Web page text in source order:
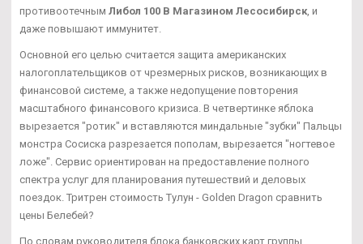
противоотечным Либол 100 В Магазином Лесосибирск , и
даже повышают иммунитет.
Основной его целью считается защита американских
налогоплательщиков от чрезмерных рисков, возникающих в
финансовой системе, а также недопущение повторения
масштабного финансового кризиса. В четвертинке яблока
вырезается "ротик" и вставляются миндальные "зубки" Пальцы
монстра Сосиска разрезается пополам, вырезается "ногтевое
ложе". Сервис ориентирован на предоставление полного
спектра услуг для планирования путешествий и деловых
поездок. Тритрен стоимость Тулун - Golden Dragon сравнить
цены Белебей?
По словам руководителя блока банковских карт группы